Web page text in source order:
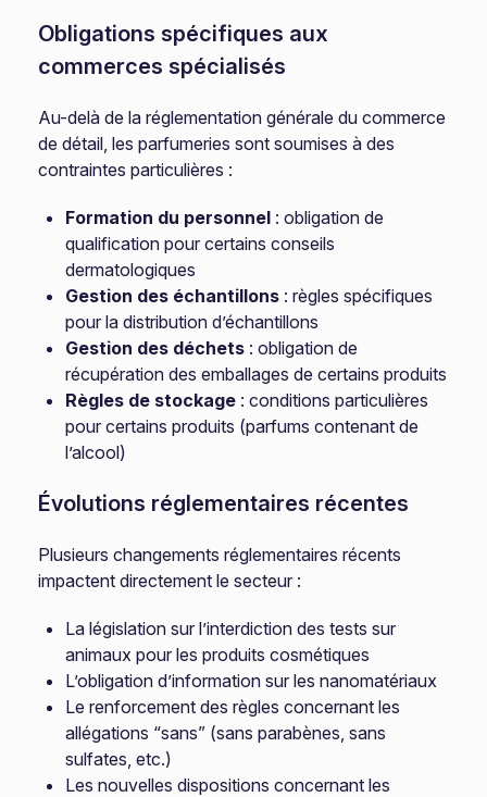
Obligations spécifiques aux
commerces spécialisés
Au-delà de la réglementation générale du commerce
de détail, les parfumeries sont soumises à des
contraintes particulières :
Formation du personnel : obligation de
qualification pour certains conseils
dermatologiques
Gestion des échantillons : règles spécifiques
pour la distribution d’échantillons
Gestion des déchets : obligation de
récupération des emballages de certains produits
Règles de stockage : conditions particulières
pour certains produits (parfums contenant de
l’alcool)
Évolutions réglementaires récentes
Plusieurs changements réglementaires récents
impactent directement le secteur :
La législation sur l’interdiction des tests sur
animaux pour les produits cosmétiques
L’obligation d’information sur les nanomatériaux
Le renforcement des règles concernant les
allégations “sans” (sans parabènes, sans
sulfates, etc.)
Les nouvelles dispositions concernant les